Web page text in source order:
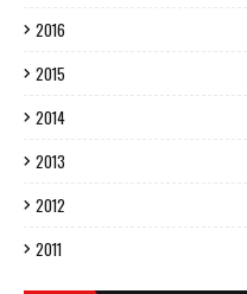
2016
2015
2014
2013
2012
2011